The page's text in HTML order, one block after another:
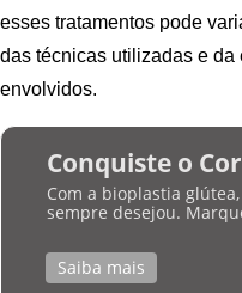
esses tratamentos pode
das técnicas utilizadas e
envolvidos.
Conquiste o
Com a bioplastia
sempre desejou.
Saiba mais